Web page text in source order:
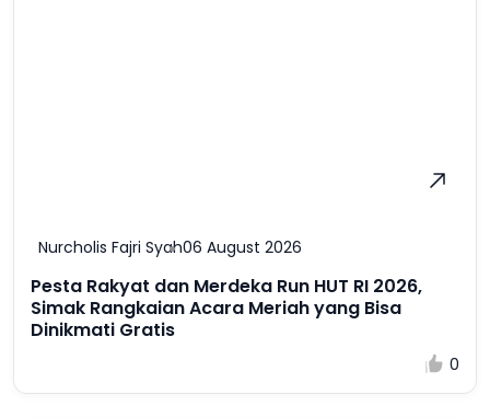
Nurcholis Fajri Syah06 August 2026
Pesta Rakyat dan Merdeka Run HUT RI 2026,
Simak Rangkaian Acara Meriah yang Bisa
Dinikmati Gratis
0